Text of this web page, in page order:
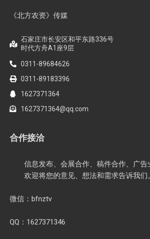
《北方农资》传媒
石家庄市长安区和平东路336号
时代方舟A1座9层
0311-89684626
0311-89183396
1627371364
1627371364@qq.com
合作接洽
信息发布、会展合作、稿件合作、广告
欢迎将您的意见、想法和需求告诉我们。
微信：bfnztv
QQ：1627371346